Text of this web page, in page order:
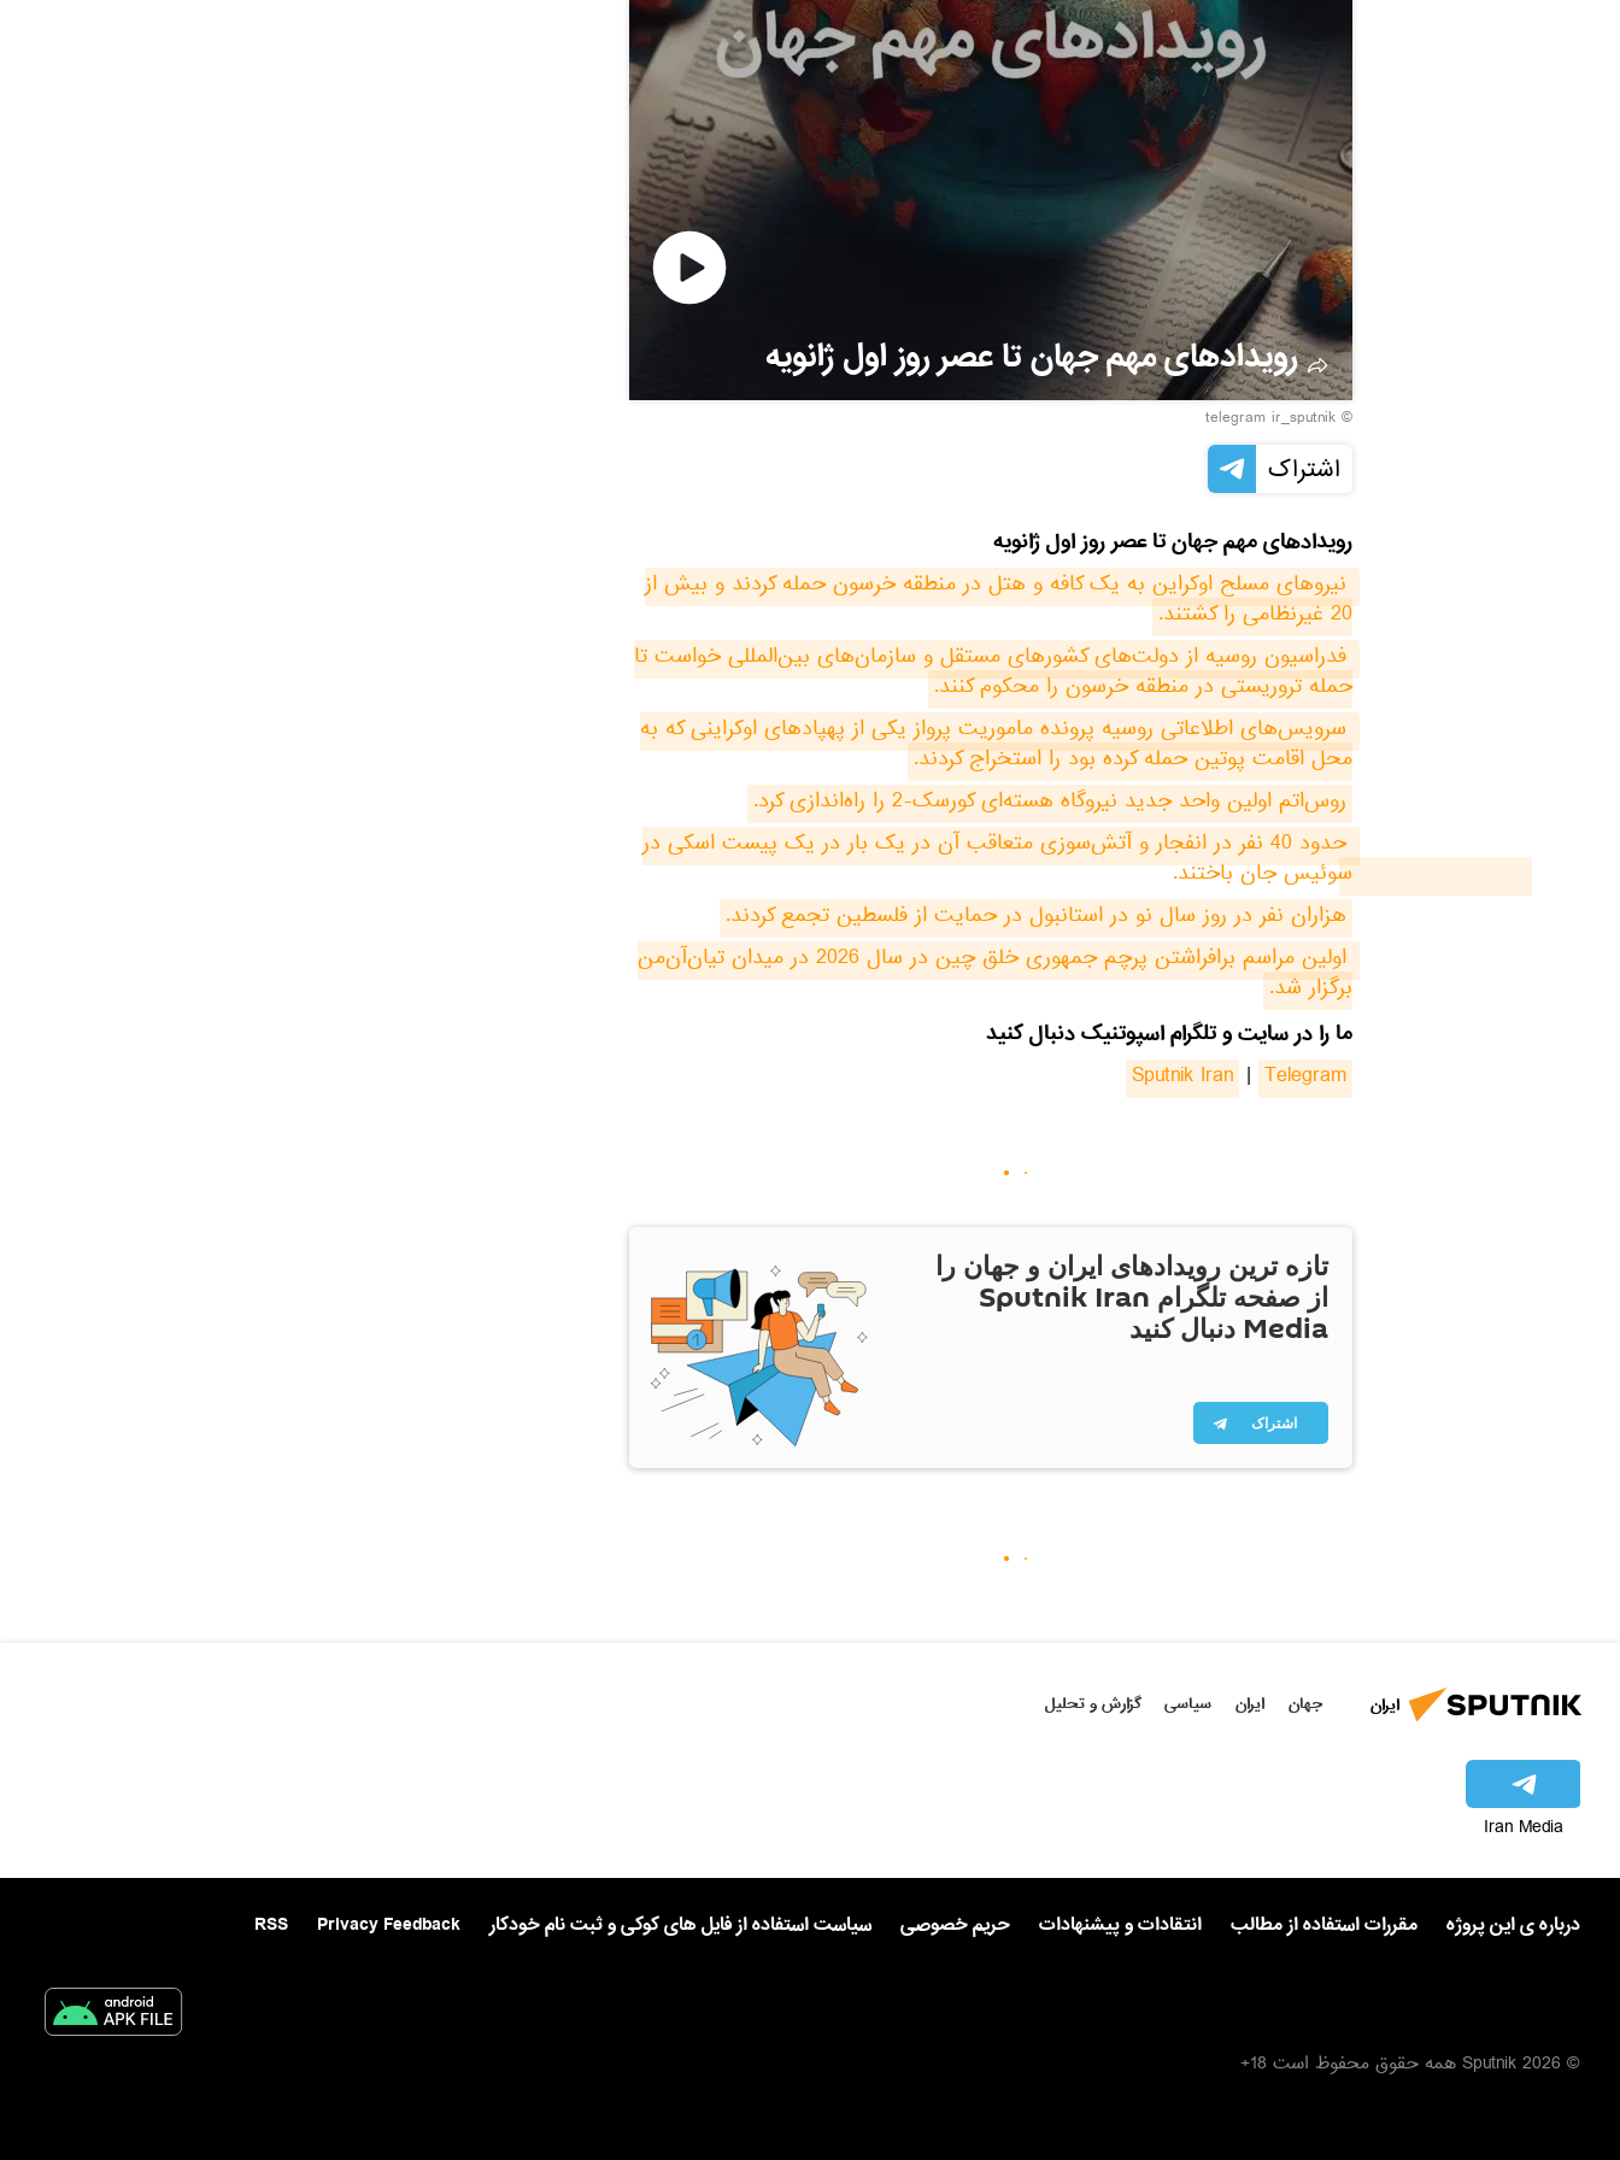
رویدادهای مهم جهان تا عصر روز اول ژانویه
© telegram ir_sputnik
اشتراک
رویدادهای مهم جهان تا عصر روز اول ژانویه
نیروهای مسلح اوکراین به یک کافه و هتل در منطقه خرسون حمله کردند و بیش از
20 غیرنظامی را کشتند.
حمله تروریستی در منطقه خرسون را محکوم کنند.
محل اقامت پوتین حمله کرده بود را استخراج کردند.
روس‌اتم اولین واحد جدید نیروگاه هسته‌ای کورسک-2 را راه‌اندازی کرد.
حدود 40 نفر در انفجار و آتش‌سوزی متعاقب آن در یک بار در یک پیست اسکی در
سوئیس جان باختند.
هزاران نفر در روز سال نو در استانبول در حمایت از فلسطین تجمع کردند.
برگزار شد.
ما را در سایت و تلگرام اسپوتنیک دنبال کنید
Sputnik Iran | Telegram
تازه ترین رویدادهای ایران و جهان را
از صفحه تلگرام Sputnik Iran
Media دنبال کنید
اشتراک
ایران جهان ایران سیاسی گزارش و تحلیل
Iran Media
درباره ی این پروژه مقررات استفاده از مطالب انتقادات و پیشنهادات حریم خصوصی سیاست استفاده از فایل های کوکی و ثبت نام خودکار Privacy Feedback
RSS
© 2026 Sputnik همه حقوق محفوظ است 18+